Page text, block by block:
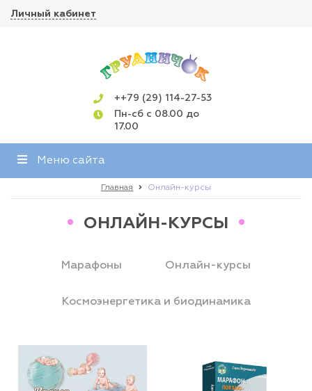
++79 (29) 114-27-53
Пн-сб с 08.00 до
17.00
Личный кабинет
Меню сайта
Главная Онлайн-курсы
ОНЛАЙН-КУРСЫ
Марафоны Онлайн-курсы
Космоэнергетика и биодинамика